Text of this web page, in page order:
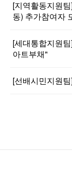
[지역활동지원
동) 추가참여자
[세대통합지원
아트부채"
[선배시민지원